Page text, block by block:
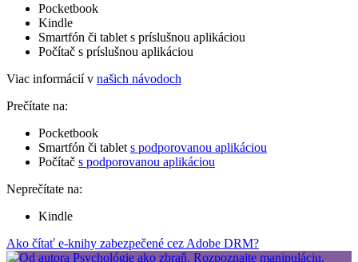
Pocketbook
Kindle
Smartfón či tablet s príslušnou aplikáciou
Počítač s príslušnou aplikáciou
Viac informácií v našich návodoch
Prečítate na:
Pocketbook
Smartfón či tablet s podporovanou aplikáciou
Počítač s podporovanou aplikáciou
Neprečítate na:
Kindle
Ako čítať e-knihy zabezpečené cez Adobe DRM?